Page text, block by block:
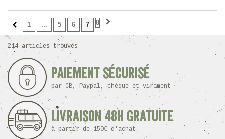
1 ... 5 6 7 8
214 articles trouvés
Paiement sécurisé
par CB, Paypal, chèque et virement
Livraison 48h Gratuite
à partir de 150€ d'achat